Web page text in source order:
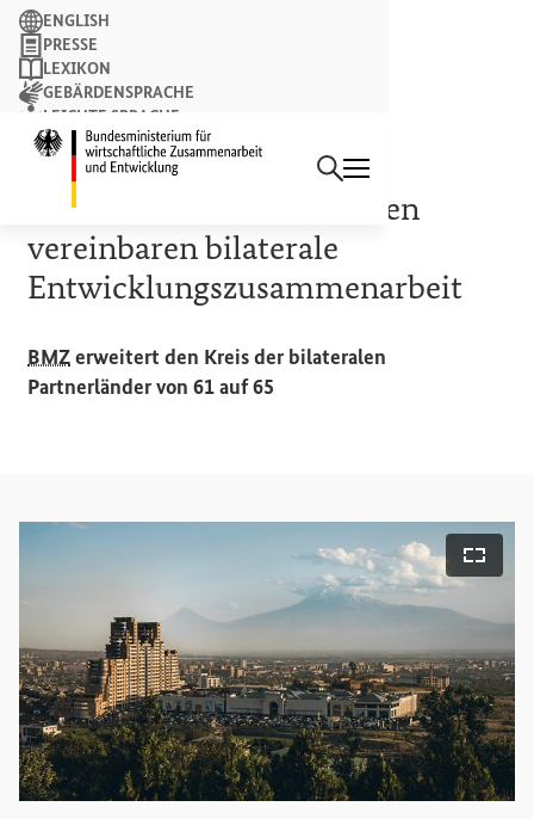
Suchbegriff
Suchen
ENGLISH
PRESSE
LEXIKON
GEBÄRDENSPRACHE
LEICHTE SPRACHE
NEWSLETTER
NEUE PARTNERSCHAFT
Deutschland und Armenien
vereinbaren bilaterale
Entwicklungszusammenarbeit
BMZerweitert den Kreis der bilateralen
Partnerländer von 61 auf 65